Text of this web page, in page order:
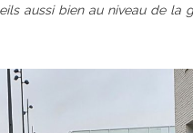
aussi bien au niveau de la